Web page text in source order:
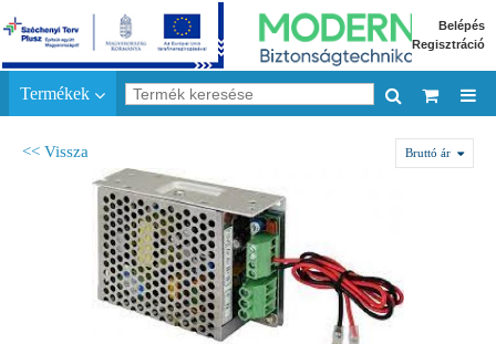
Belépés
Regisztráció
Termékek
<< Vissza Bruttó ár